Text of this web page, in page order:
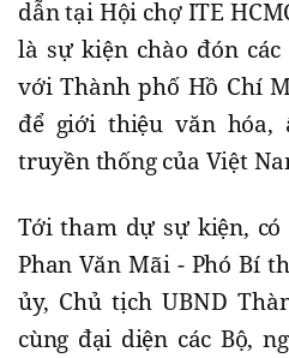
dẫn tại Hội chợ ITE
là sự kiện chào đón
với Thành phố Hồ Chí
để giới thiệu văn hóa,
truyền thống của Việt
Tới tham dự sự kiện,
Phan Văn Mãi - Phó Bí
ủy, Chủ tịch UBND
cùng đại diện các Bộ,